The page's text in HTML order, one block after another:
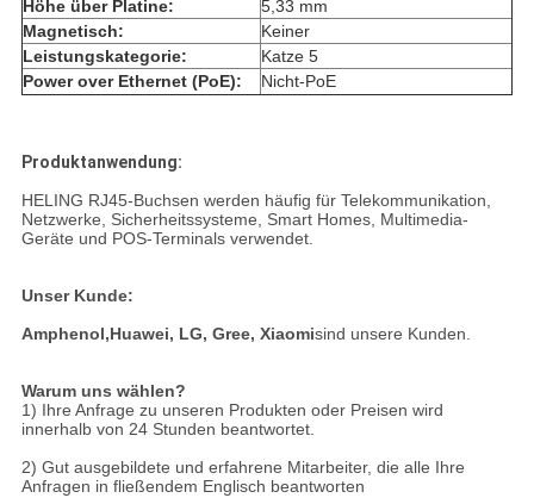
Höhe über Platine:
5,33 mm
Magnetisch:
Keiner
Leistungskategorie:
Katze 5
Power over Ethernet (PoE):
Nicht-PoE
Produktanwendung:
HELING RJ45-Buchsen werden häufig für Telekommunikation,
Netzwerke, Sicherheitssysteme, Smart Homes, Multimedia-
Geräte und POS-Terminals verwendet.
Unser Kunde:
Amphenol,Huawei, LG, Gree, Xiaomisind unsere Kunden.
Warum uns wählen?
1) Ihre Anfrage zu unseren Produkten oder Preisen wird
innerhalb von 24 Stunden beantwortet.
2) Gut ausgebildete und erfahrene Mitarbeiter, die alle Ihre
Anfragen in fließendem Englisch beantworten